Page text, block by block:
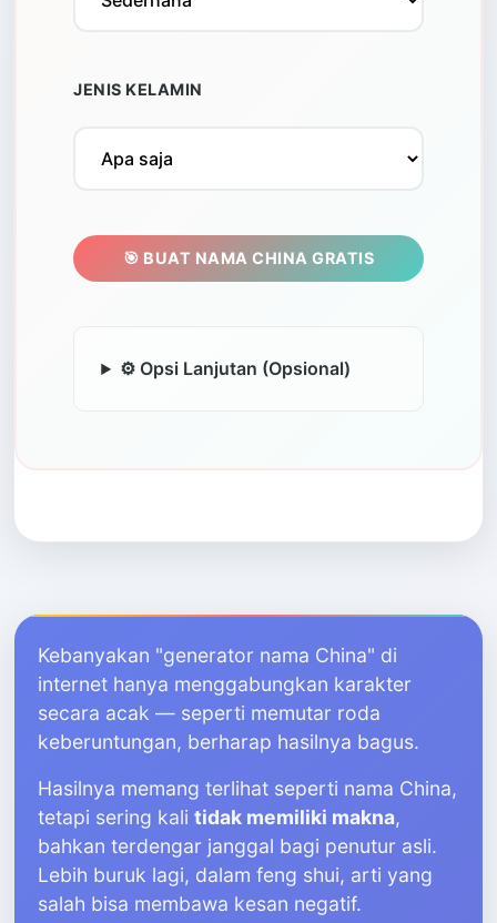
JENIS KELAMIN
🎯 BUAT NAMA CHINA GRATIS
⚙️ Opsi Lanjutan (Opsional)
Kebanyakan "generator nama China" di
internet hanya menggabungkan karakter
secara acak — seperti memutar roda
keberuntungan, berharap hasilnya bagus.
Hasilnya memang terlihat seperti nama China,
tetapi sering kali tidak memiliki makna,
bahkan terdengar janggal bagi penutur asli.
Lebih buruk lagi, dalam feng shui, arti yang
salah bisa membawa kesan negatif.